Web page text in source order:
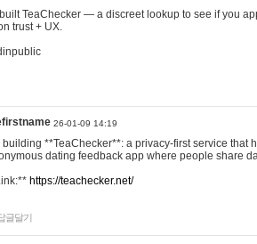
TeaChecker — a discreet lookup to see if you
trust + UX.
26-01-09 14:19
building **TeaChecker**: a privacy-first service
dating feedback app where people share
https://teachecker.net/
글달기